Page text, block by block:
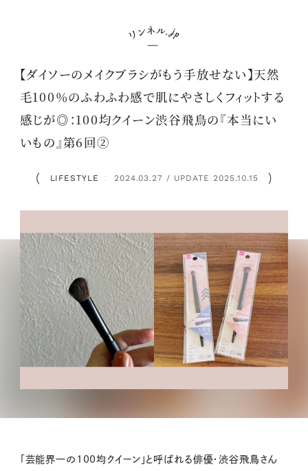
【ダイソーのメイクブラシがもう手放せない】天然
毛100％のふわふわ感で肌にやさしくフィットする
感じが◎：100均クイーン渋谷飛鳥の『本当にい
いもの』第6回②
LIFESTYLE ： 2024.03.27 / UPDATE 2025.10.15
「芸能界一の100均クイーン」と呼ばれる俳優・渋谷飛鳥さん